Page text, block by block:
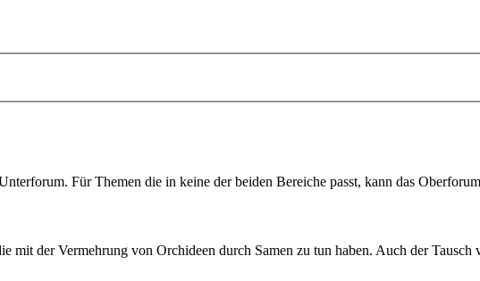
Für Themen die in keine der beiden Bereiche passt, kann das
mit der Vermehrung von Orchideen durch Samen zu tun haben. Auch der